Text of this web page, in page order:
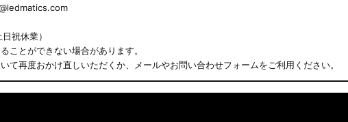
祝休業）
ことができない場合があります。
て再度おかけ直しいただくか、メールやお問い合わせフォームをご利用ください。